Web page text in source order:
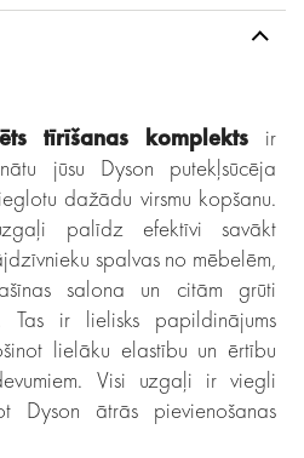
tīrīšanas komplekts ir
jūsu Dyson putekļsūcēja
dažādu virsmu kopšanu.
palīdz efektīvi savākt
spalvas no mēbelēm,
salona un citām grūti
Tas ir lielisks papildinājums
lielāku elastību un ērtību
Visi uzgaļi ir viegli
Dyson ātrās pievienošanas